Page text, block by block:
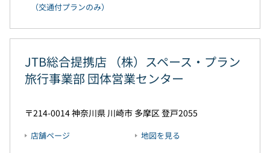
（交通付プランのみ）
JTB総合提携店 （株）スペース・プラン
旅行事業部 団体営業センター
214-0014神奈川県 川崎市 多摩区 登戸2055
店舗ページ 地図を見る